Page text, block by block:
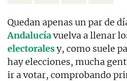
Quedan apenas un par de
Andalucíavuelva a llenar
electoralesy, como suele
hay elecciones, mucha
ir a votar, comprobando